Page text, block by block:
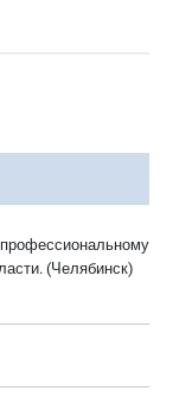
(Челябинск)